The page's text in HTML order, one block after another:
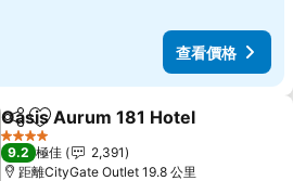
查看價格
分享 放到收藏夾
Oasis Aurum 181 Hotel
4 星級
9.2 極佳
2,391
距離CityGate Outlet 19.8 公里